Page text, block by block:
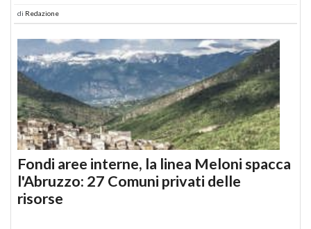
di Redazione
Fondi aree interne, la linea Meloni spacca
l'Abruzzo: 27 Comuni privati delle
risorse